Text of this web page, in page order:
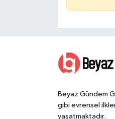
Beyaz Gündem
gibi evrensel
yaşatmaktadır.